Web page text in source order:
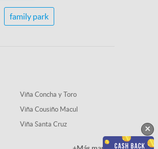
family park
Viña Concha y Toro
Viña Cousiño Macul
Viña Santa Cruz
×